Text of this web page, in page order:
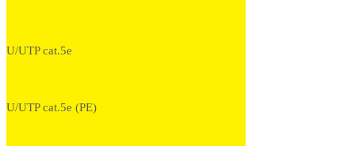
U/UTP cat.5e
U/UTP cat.5e (PE)